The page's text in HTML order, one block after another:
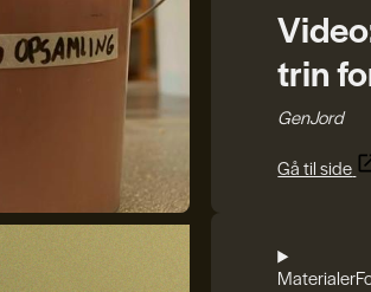
trin
GenJord
Gå til side
Materialer